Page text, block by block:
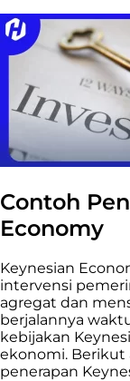
Contoh
Economy
Keynesian
intervensi
agregat dan
berjalannya
kebijakan
ekonomi. Berikut
penerapan